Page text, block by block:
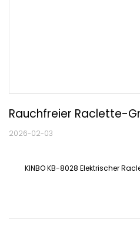
Rauchfreier Raclette-
2026-02-03
KINBO KB-8028 Elektrischer